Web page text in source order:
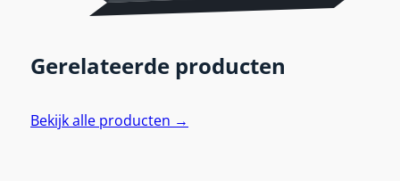
Gerelateerde producten
Bekijk alle producten →